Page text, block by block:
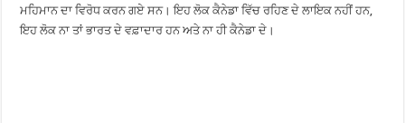
ਮਹਿਮਾਨ ਦਾ ਵਿਰੋਧ ਕਰਨ ਗਏ ਸਨ। ਇਹ ਲੋਕ ਕੈਨੇਡਾ ਵਿੱਚ ਰਹਿਣ ਦੇ ਲਾਇਕ ਨਹੀਂ ਹਨ,
ਇਹ ਲੋਕ ਨਾ ਤਾਂ ਭਾਰਤ ਦੇ ਵਫ਼ਾਦਾਰ ਹਨ ਅਤੇ ਨਾ ਹੀ ਕੈਨੇਡਾ ਦੇ।